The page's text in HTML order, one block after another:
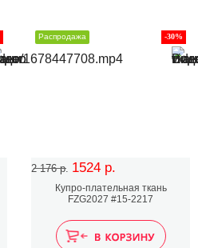
2 176 р. 1524 р.
-30%
Распродажа
Купро-плательная ткань
FZG2027 #15-2217